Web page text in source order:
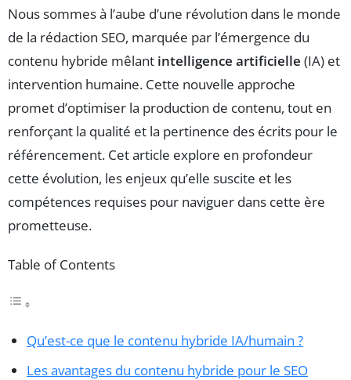
Nous sommes à l’aube d’une révolution dans le monde
de la rédaction SEO, marquée par l’émergence du
contenu hybride mêlant intelligence artificielle (IA) et
intervention humaine. Cette nouvelle approche
promet d’optimiser la production de contenu, tout en
renforçant la qualité et la pertinence des écrits pour le
référencement. Cet article explore en profondeur
cette évolution, les enjeux qu’elle suscite et les
compétences requises pour naviguer dans cette ère
prometteuse.
Table of Contents
Qu’est-ce que le contenu hybride IA/humain ?
Les avantages du contenu hybride pour le SEO